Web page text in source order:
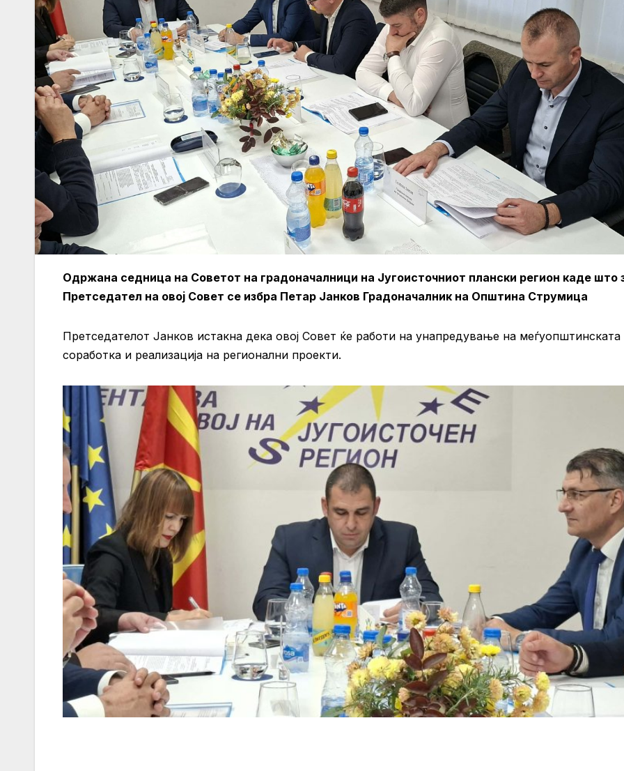
Одржана седница на Советот на градоначалници на Југоисточниот плански регион каде што
Претседател на овој Совет се избра Петар Јанков Градоначалник на Општина Струмица
Претседателот Јанков истакна дека овој Совет ќе работи на унапредување на меѓуопштинската
соработка и реализација на регионални проекти.